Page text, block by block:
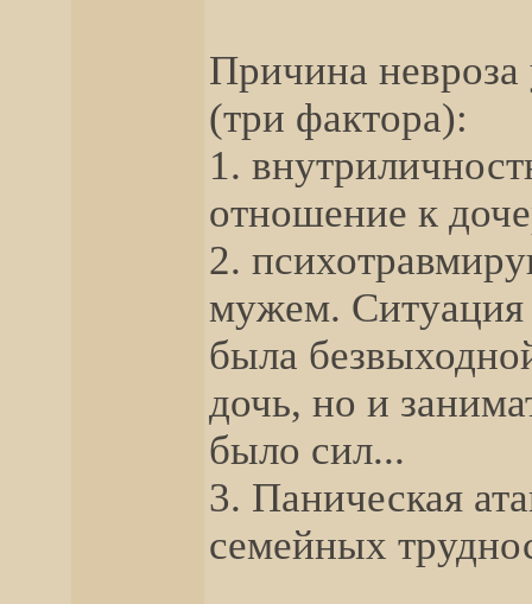
Причина невроза
(три фактора):
1.
отношение к
2.
мужем. Ситуация
была
дочь, но и
было сил...
3. Паническая
семейных